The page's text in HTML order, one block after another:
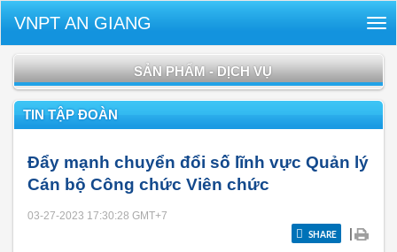
VNPT AN GIANG
SẢN PHẨM - DỊCH VỤ
TIN TẬP ĐOÀN
Đẩy mạnh chuyển đổi số lĩnh vực Quản lý
Cán bộ Công chức Viên chức
03-27-2023 17:30:28 GMT+7
SHARE
|